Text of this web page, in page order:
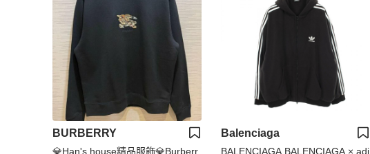
BURBERRY
💎Han's house精品服飾💎Burberr
Balenciaga
BALENCIAGA BALENCIAGA × adi